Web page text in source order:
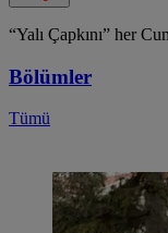
“Yalı Çapkını” her
Bölümler
Tümü